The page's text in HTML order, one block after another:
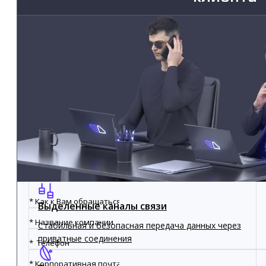
Выделенный канал доступа в сеть
Резервируемый доступ в Интернет на любой
скорости от 1 Мбит/с до 10 Гбит/с
Темное волокно
Аренда, обслуживание, мониторинг от оператора
«Телеком Биржа»
Выделенные каналы связи
Стабильная и безопасная передача данных через
приватные соединения